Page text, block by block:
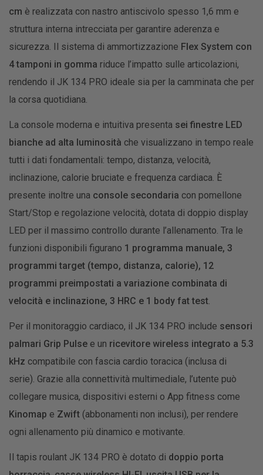
cm è realizzata con nastro antiscivolo spesso 1,6 mm e
struttura interna intrecciata per garantire aderenza e
sicurezza. Il sistema di ammortizzazione Flex System con
4 tamponi in gomma riduce l’impatto sulle articolazioni,
rendendo il JK 134 PRO ideale sia per la camminata che per
la corsa quotidiana.
La console moderna e intuitiva presenta sei finestre LED
bianche ad alta luminosità che visualizzano in tempo reale
tutti i dati fondamentali: tempo, distanza, velocità,
inclinazione, calorie bruciate e frequenza cardiaca. È
presente inoltre una console secondaria con pomellone
Start/Stop e regolazione velocità, dotata di doppio display
LED per il massimo controllo durante l’allenamento. Tra le
funzioni disponibili figurano 1 programma manuale, 3
programmi target (tempo, distanza, calorie), 12
programmi preimpostati a variazione combinata di
velocità e inclinazione, 3 HRC e 1 body fat test
Per il monitoraggio cardiaco, il JK 134 PRO include sensori
palmari Grip Pulse e un ricevitore wireless integrato a 5.3
kHz compatibile con fascia cardio toracica (inclusa di
serie). Grazie alla connettività multimediale, l’utente può
collegare musica, dispositivi esterni o App fitness come
Kinomap e Zwift (abbonamenti non inclusi), per rendere
ogni allenamento più dinamico e motivante.
Il tapis roulant JK 134 PRO è dotato di doppio porta